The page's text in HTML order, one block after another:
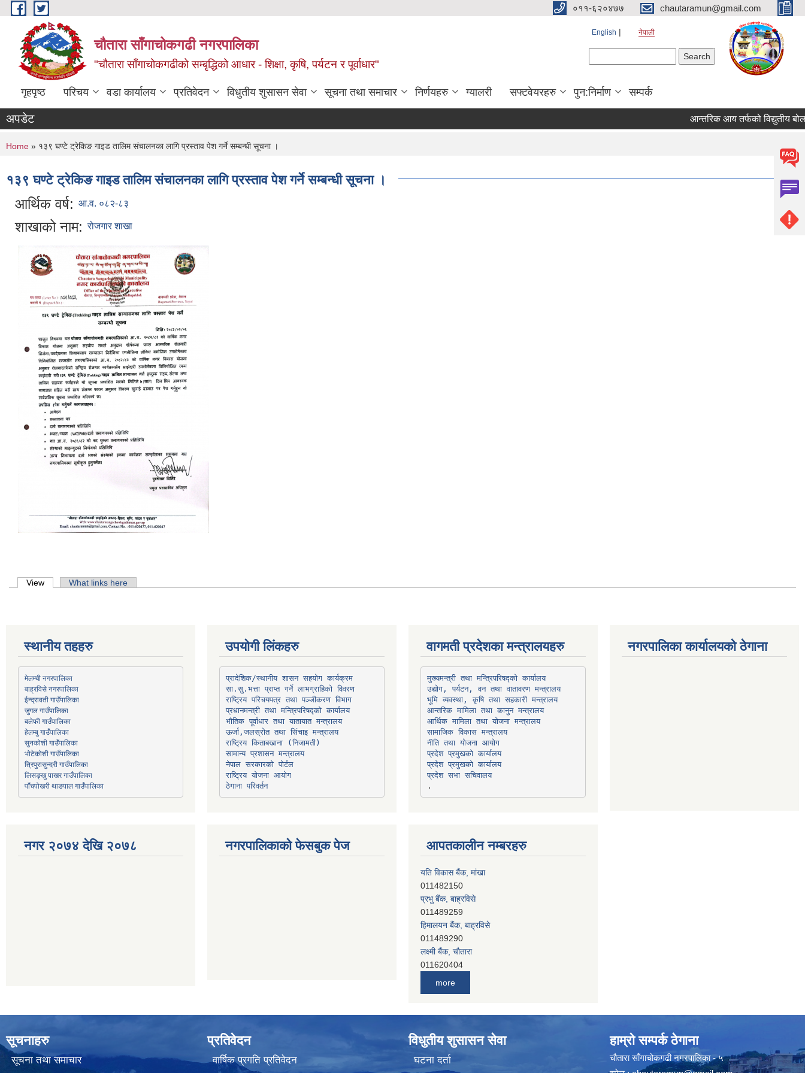
Skip to main content ०११-६२०४७७ chautaramun@gmail.com
चौतारा साँगाचोकगढी नगरपालिका
"चौतारा साँगाचोकगढीको सम्बृद्धिको आधार - शिक्षा, कृषि, पर्यटन र पूर्वाधार"
English नेपाली
गृहपृष्ठ परिचय वडा कार्यालय प्रतिवेदन विधुतीय शुसासन सेवा सूचना तथा समाचार निर्णयहरु ग्यालरी सफ्टवेयरहरु पुन:निर्माण सम्पर्क
अपडेट आन्तरिक आय तर्फको विद्युतीय
You are here
Home » १३९ घण्टे ट्रेकिङ गाइड तालिम संचालनका लागि प्रस्ताव पेश गर्ने सम्बन्धी सूचना ।
१३९ घण्टे ट्रेकिङ गाइड तालिम संचालनका लागि प्रस्ताव पेश गर्ने सम्बन्धी सूचना ।
आर्थिक वर्ष: आ.व. ०८२-८३
शाखाको नाम: रोजगार शाखा
Primary tabs
View (active tab)What links here
स्थानीय तहहरु
मेलम्ची नगरपालिका
बाह्रविसे नगरपालिका
ईन्द्रावती गाउँपालिका
जुगल गाउँपालिका
बलेफी गाउँपालिका
हेलम्बु गाउँपालिका
सुनकोशी गाउँपालिका
भोटेकोशी गाउँपालिका
त्रिपुरासुन्दरी गाउँपालिका
लिसङ्खु पाखर गाउँपालिका
पाँचपोखरी थाङपाल गाउँपालिका
नगर २०७४ देखि २०७८
उपयोगी लिंकहरु
प्रादेशिक/स्थानीय शासन सहयोग कार्यक्रम
सा.सु.भत्ता प्राप्त गर्ने लाभग्राहिको विवरण
राष्ट्रिय परिचयपत्र तथा पञ्‍जीकरण विभाग
प्रधानमन्त्री तथा मन्त्रिपरिषद्को कार्यालय
भौतिक पूर्वाधार तथा यातायात मन्त्रालय
ऊर्जा,जलस्रोत तथा सिंचाइ मन्त्रालय
सामान्य प्रशासन मन्त्रालय
नेपाल सरकारको पोर्टल
राष्ट्रिय योजना आयोग
ठेगाना परिवर्तन
नगरपालिकाको फेसबुक पेज
वागमती प्रदेशका मन्त्रालयहरु
मुख्यमन्त्री तथा मन्त्रिपरिषद्को कार्यालय
उद्योग, पर्यटन, वन तथा वातावरण मन्त्रालय
भूमि व्यवस्था, कृषि तथा सहकारी मन्त्रालय
आन्तरिक मामिला तथा कानुन मन्त्रालय
आर्थिक मामिला तथा योजना मन्त्रालय
सामाजिक विकास मन्त्रालय
नीति तथा योजना आयोग
प्रदेश प्रमुखको कार्यालय
प्रदेश प्रमुखको कार्यालय
प्रदेश सभा सचिवालय
आपतकालीन नम्बरहरु
प्रभु बैंक, बाह्रविसे
011489259
हिमालयन बैंक, बाह्रविसे
011489290
लक्ष्मी बैंक, चाैतारा
011620404
मेगा बैंक, चाैतारा
011620413
011401005
011403051
सिभिल बैंक, मेलम्ची
011401055
more
नगरपालिका कार्यालयको ठेगाना
सूचनाहरु
सूचना तथा समाचार
प्रतिवेदन
वार्षिक प्रगति प्रतिवेदन
विधुतीय शुसासन सेवा
घटना दर्ता
हाम्रो सम्पर्क ठेगाना
चौतारा साँगाचोकगढी नगरपालिका - ५